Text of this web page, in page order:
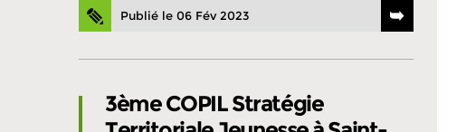
Publié le 06 Fév 2023
3ème COPIL Stratégie